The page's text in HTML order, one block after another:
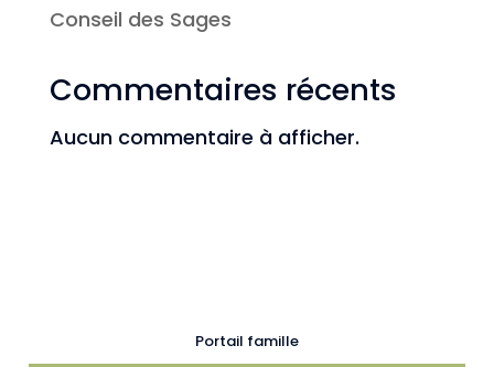
Conseil des Sages
Commentaires récents
Aucun commentaire à afficher.
Portail famille